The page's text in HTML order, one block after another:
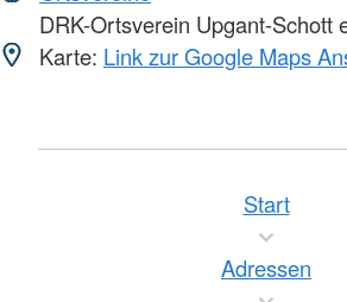
DRK-Ortsverein Upgant-Schott
Karte: Link zur Google Maps
Start
Adressen